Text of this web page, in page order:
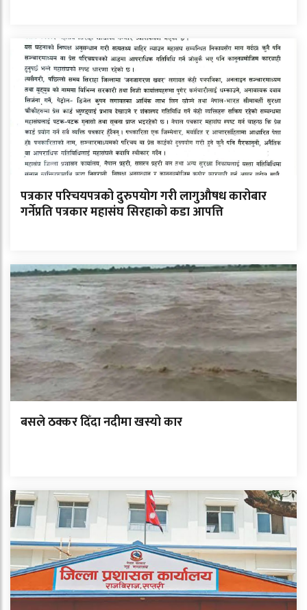
पत्रकार परिचयपत्रको दुरुपयोग गरी लागुऔषध कारोबार
गर्नेप्रति पत्रकार महासंघ सिरहाको कडा आपत्ति
बसले ठक्कर दिँदा नदीमा खस्यो कार